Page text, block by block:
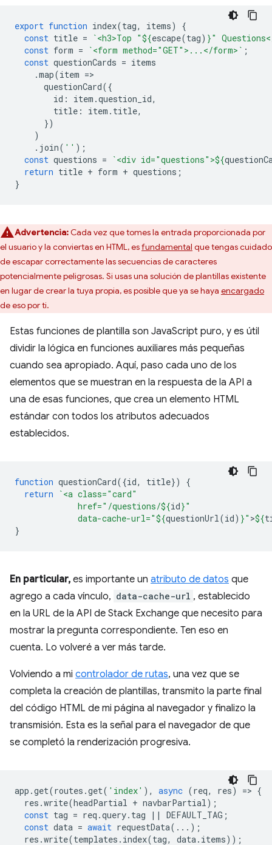
export function index(tag, items)
{
const title = `<h3>Top "${escape(tag) }"
const form = `<form method="GET">...</form>` ;
const questionCards = items
.map(item =
questionCard({
id : item .question_id,
title : item . title,
})
)
. join( '' );
const questions = `<div id="questions">${
return title + form + questions ;
}
Advertencia:Cada vez que tomes la entrada proporcionada por
el usuario y la conviertas en HTML, esfundamental que tengas cuidado
de escapar correctamente las secuencias de caracteres
potencialmente peligrosas. Si usas una solución de plantillas existente
en lugar de crear la tuya propia, es posible que ya se haya encargado
de eso por ti.
Estas funciones de plantilla son JavaScript puro, y es útil
dividir la lógica en funciones auxiliares más pequeñas
cuando sea apropiado. Aquí, paso cada uno de los
elementos que se muestran en la respuesta de la API a
una de esas funciones, que crea un elemento HTML
estándar con todos los atributos adecuados
establecidos.
function questionCard({id, title})
{
return
`<a class="card"
             href="/questions/
${id}"
             data-cache-url="
${questionUrl(id) }" >${
}
En particular, es importante un atributo de datos que
agrego a cada vínculo, data-cache-url , establecido
en la URL de la API de Stack Exchange que necesito para
mostrar la pregunta correspondiente. Ten eso en
cuenta. Lo volveré a ver más tarde.
Volviendo a mi controlador de rutas, una vez que se
completa la creación de plantillas, transmito la parte final
del código HTML de mi página al navegador y finalizo la
transmisión. Esta es la señal para el navegador de que
se completó la renderización progresiva.
app .get(routes .get( 'index' ), async (req, res) => {
res .write(headPartial + navbarPartial);
const tag = req .query. tag || DEFAULT_TAG ;
const data = await requestData(...);
res .write(templates . index(tag, data. items));